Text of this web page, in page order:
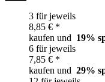
3 für jeweils
8,85 € *
kaufen und 19%
6 für jeweils
7,85 € *
kaufen und 29%